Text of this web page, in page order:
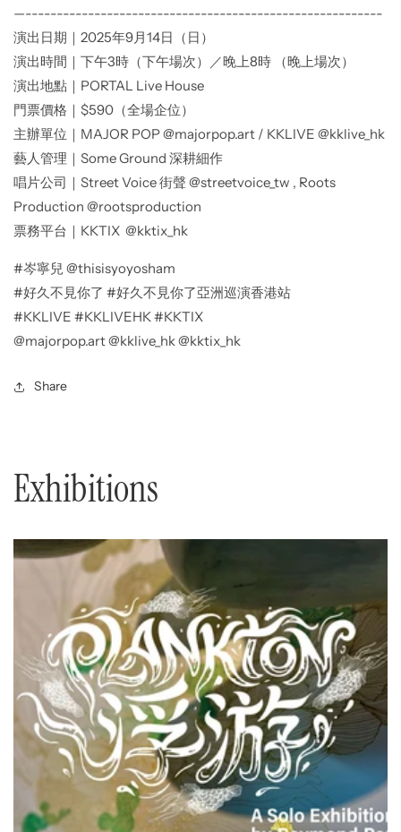
—---------------------------------------------------------
演出日期｜2025年9月14日（日）
演出時間｜下午3時（下午場次）／晚上8時 （晚上場次）
演出地點｜PORTAL Live House
門票價格｜$590（全場企位）
主辦單位｜MAJOR POP @majorpop.art / KKLIVE @kklive_hk
藝人管理｜Some Ground 深耕細作
唱片公司｜Street Voice 街聲 @streetvoice_tw , Roots
Production @rootsproduction
票務平台｜KKTIX @kktix_hk
#岑寧兒 @thisisyoyosham
#好久不見你了 #好久不見你了亞洲巡演香港站
#KKLIVE #KKLIVEHK #KKTIX
@majorpop.art @kklive_hk @kktix_hk
Share
Exhibitions